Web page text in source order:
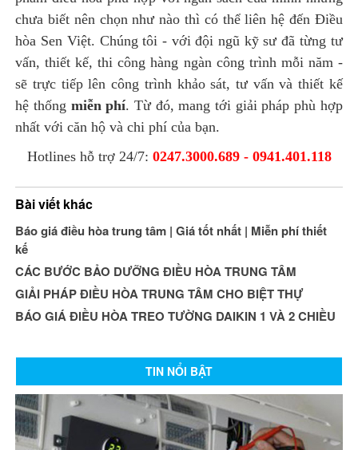
chưa biết nên chọn như nào thì có thể liên hệ đến Điều
hòa Sen Việt. Chúng tôi - với đội ngũ kỹ sư đã từng tư
vấn, thiết kế, thi công hàng ngàn công trình mỗi năm -
sẽ trực tiếp lên công trình khảo sát, tư vấn và thiết kế
hệ thống miễn phí. Từ đó, mang tới giải pháp phù hợp
nhất với căn hộ và chi phí của bạn.
Hotlines hỗ trợ 24/7: 0247.3000.689 - 0941.401.118
Bài viết khác
Báo giá điều hòa trung tâm | Giá tốt nhất | Miễn phí thiết
kế
CÁC BƯỚC BẢO DƯỠNG ĐIỀU HÒA TRUNG TÂM
GIẢI PHÁP ĐIỀU HÒA TRUNG TÂM CHO BIỆT THỰ
BÁO GIÁ ĐIỀU HÒA TREO TƯỜNG DAIKIN 1 VÀ 2 CHIỀU
TIN NỔI BẬT